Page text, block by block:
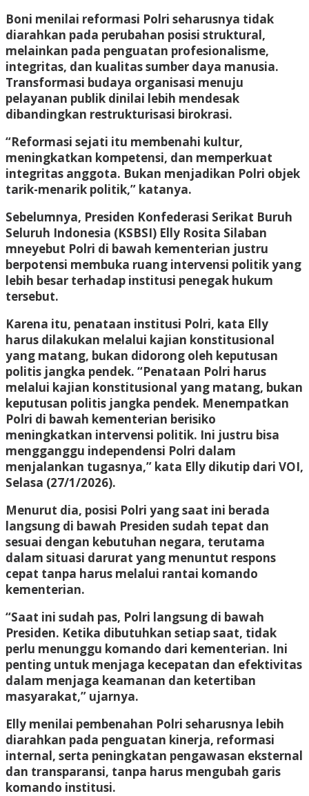
Boni menilai reformasi Polri seharusnya tidak
diarahkan pada perubahan posisi struktural,
melainkan pada penguatan profesionalisme,
integritas, dan kualitas sumber daya manusia.
Transformasi budaya organisasi menuju
pelayanan publik dinilai lebih mendesak
dibandingkan restrukturisasi birokrasi.
“Reformasi sejati itu membenahi kultur,
meningkatkan kompetensi, dan memperkuat
integritas anggota. Bukan menjadikan Polri objek
tarik-menarik politik,” katanya.
Sebelumnya, Presiden Konfederasi Serikat Buruh
Seluruh Indonesia (KSBSI) Elly Rosita Silaban
mneyebut Polri di bawah kementerian justru
berpotensi membuka ruang intervensi politik yang
lebih besar terhadap institusi penegak hukum
tersebut.
Karena itu, penataan institusi Polri, kata Elly
harus dilakukan melalui kajian konstitusional
yang matang, bukan didorong oleh keputusan
politis jangka pendek. “Penataan Polri harus
melalui kajian konstitusional yang matang, bukan
keputusan politis jangka pendek. Menempatkan
Polri di bawah kementerian berisiko
meningkatkan intervensi politik. Ini justru bisa
mengganggu independensi Polri dalam
menjalankan tugasnya,” kata Elly dikutip dari VOI,
Selasa (27/1/2026).
Menurut dia, posisi Polri yang saat ini berada
langsung di bawah Presiden sudah tepat dan
sesuai dengan kebutuhan negara, terutama
dalam situasi darurat yang menuntut respons
cepat tanpa harus melalui rantai komando
kementerian.
“Saat ini sudah pas, Polri langsung di bawah
Presiden. Ketika dibutuhkan setiap saat, tidak
perlu menunggu komando dari kementerian. Ini
penting untuk menjaga kecepatan dan efektivitas
dalam menjaga keamanan dan ketertiban
masyarakat,” ujarnya.
Elly menilai pembenahan Polri seharusnya lebih
diarahkan pada penguatan kinerja, reformasi
internal, serta peningkatan pengawasan eksternal
dan transparansi, tanpa harus mengubah garis
komando institusi.